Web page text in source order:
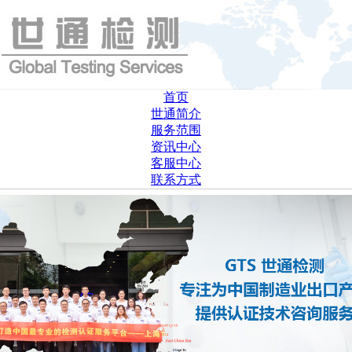
首页
世通简介
服务范围
资讯中心
客服中心
联系方式